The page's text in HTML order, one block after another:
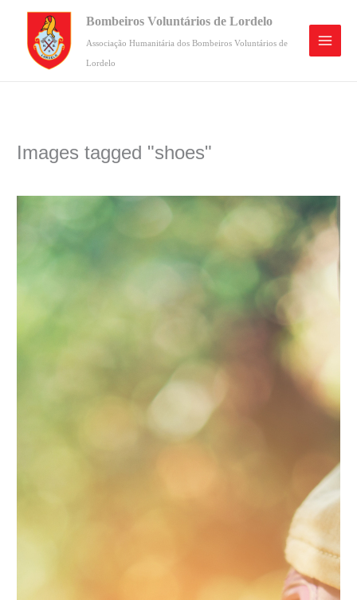
content
Bombeiros Voluntários de Lordelo
Associação Humanitária dos Bombeiros Voluntários de
Lordelo
Images tagged "shoes"